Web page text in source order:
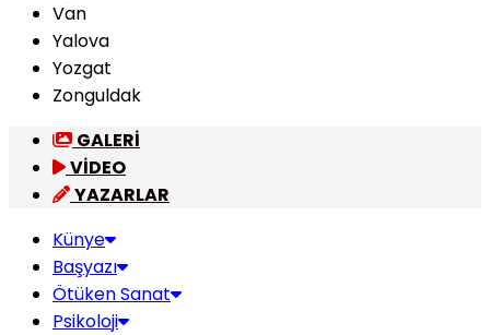
Van
Yalova
Yozgat
Zonguldak
GALERİ
VİDEO
YAZARLAR
Künye
Başyazı
Ötüken Sanat
Psikoloji